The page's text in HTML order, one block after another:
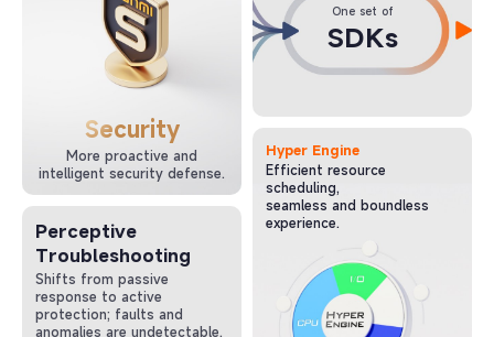
Security
More proactive and
intelligent security defense.
One set of
SDKs
Perceptive
Troubleshooting
Shifts from passive
response to active
protection; faults and
anomalies are undetectable.
Hyper Engine
Efficient resource
scheduling,
seamless and boundless
experience.